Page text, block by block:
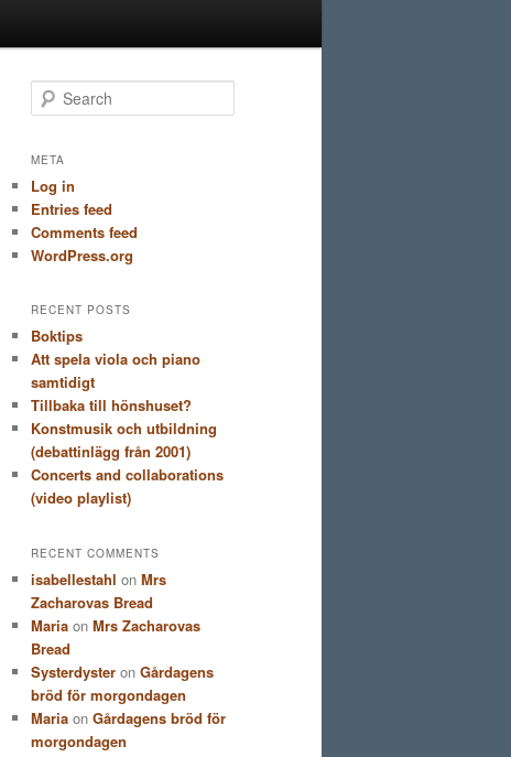
e
r
h
META
Log in
Entries feed
Comments feed
WordPress.org
RECENT POSTS
Boktips
Att spela viola och piano
samtidigt
Tillbaka till hönshuset?
Konstmusik och utbildning
(debattinlägg från 2001)
Concerts and collaborations
(video playlist)
RECENT COMMENTS
isabellestahl on Mrs
Zacharovas Bread
Maria on Mrs Zacharovas
Bread
Systerdyster on Gårdagens
bröd för morgondagen
Maria on Gårdagens bröd för
morgondagen